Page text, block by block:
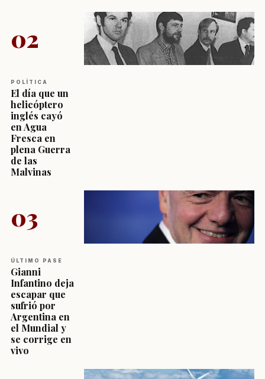
02
POLÍTICA
El día que un
helicóptero
inglés cayó
en Agua
Fresca en
plena Guerra
de las
Malvinas
03
ÚLTIMO PASE
Gianni
Infantino deja
escapar que
sufrió por
Argentina en
el Mundial y
se corrige en
vivo